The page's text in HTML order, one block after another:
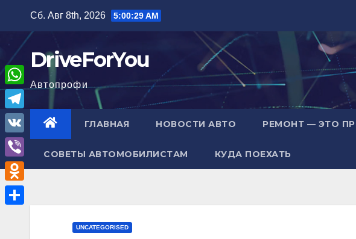
содержимому
Сб. Авг 8th, 2026 5:00:30 AM
DriveForYou
Автопрофи
ГЛАВНАЯ НОВОСТИ АВТО РЕМОНТ — ЭТО
СОВЕТЫ АВТОМОБИЛИСТАМ КУДА ПОЕХАТЬ
UNCATEGORISED
W
h
a
A
T
e
l
e
g
V
K
V
i
b
O